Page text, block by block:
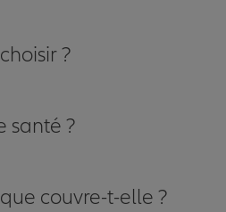
?
santé ?
couvre-t-elle ?